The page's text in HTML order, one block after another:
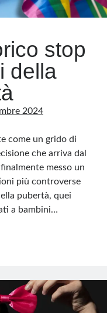
in quanto viene aggiornato
un prodotto editoriale ai
responsabile di quanto
comunque cancellati quelli
di terzi, di genere spam,
al rispetto delle norme sulla
tratte da Internet e, pertanto,
dei siti collegati
stop
della
2024
come un grido di
che arriva dal
messo un
più controverse
pubertà, quei
a bambini…